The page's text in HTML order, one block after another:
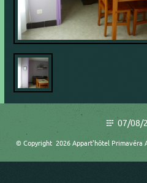
07/08/
© Copyright 2026 Appart'hôtel Primavéra